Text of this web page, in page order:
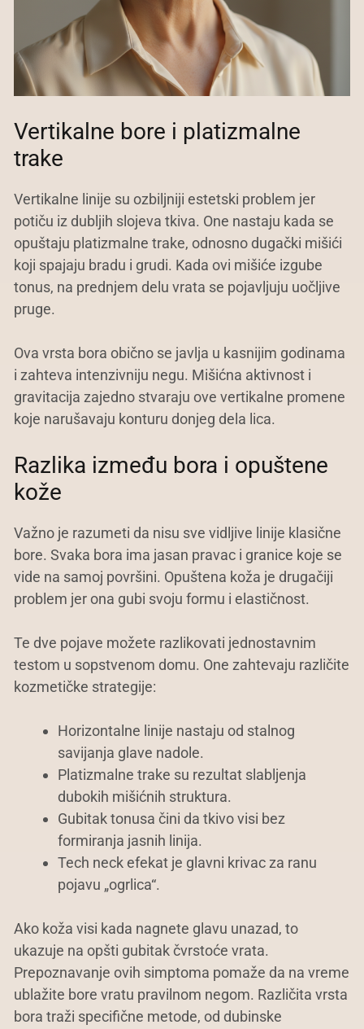
Vertikalne bore i platizmalne
trake
Vertikalne linije su ozbiljniji estetski problem jer
potiču iz dubljih slojeva tkiva. One nastaju kada se
opuštaju platizmalne trake, odnosno dugački mišići
koji spajaju bradu i grudi. Kada ovi mišiće izgube
tonus, na prednjem delu vrata se pojavljuju uočljive
pruge.
Ova vrsta bora obično se javlja u kasnijim godinama
i zahteva intenzivniju negu. Mišićna aktivnost i
gravitacija zajedno stvaraju ove vertikalne promene
koje narušavaju konturu donjeg dela lica.
Razlika između bora i opuštene
kože
Važno je razumeti da nisu sve vidljive linije klasične
bore. Svaka bora ima jasan pravac i granice koje se
vide na samoj površini. Opuštena koža je drugačiji
problem jer ona gubi svoju formu i elastičnost.
Te dve pojave možete razlikovati jednostavnim
testom u sopstvenom domu. One zahtevaju različite
kozmetičke strategije:
Horizontalne linije nastaju od stalnog
savijanja glave nadole.
Platizmalne trake su rezultat slabljenja
dubokih mišićnih struktura.
Gubitak tonusa čini da tkivo visi bez
formiranja jasnih linija.
Tech neck efekat je glavni krivac za ranu
pojavu „ogrlica“.
Ako koža visi kada nagnete glavu unazad, to
ukazuje na opšti gubitak čvrstoće vrata.
Prepoznavanje ovih simptoma pomaže da na vreme
ublažite bore vratu pravilnom negom. Različita vrsta
bora traži specifične metode, od dubinske